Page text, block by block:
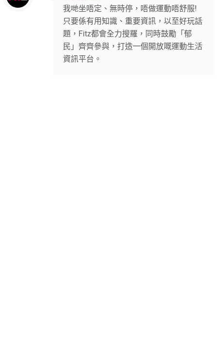
我哋坐唔定、無時停，唔做運動唔舒服!
只要係有用知識、重要資訊，以至好玩話
題，Fitz都會全力搜羅，同時鼓勵「郁
民」齊齊參與，打造一個開放嘅運動生活
資訊平台。